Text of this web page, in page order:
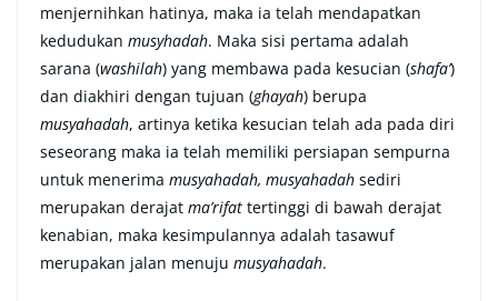
menjernihkan hatinya, maka ia telah mendapatkan
kedudukan musyhadah. Maka sisi pertama adalah
sarana (washilah) yang membawa pada kesucian (shafa’)
dan diakhiri dengan tujuan (ghayah) berupa
musyahadah, artinya ketika kesucian telah ada pada diri
seseorang maka ia telah memiliki persiapan sempurna
untuk menerima musyahadah, musyahadah sediri
merupakan derajat ma’rifat tertinggi di bawah derajat
kenabian, maka kesimpulannya adalah tasawuf
merupakan jalan menuju musyahadah.